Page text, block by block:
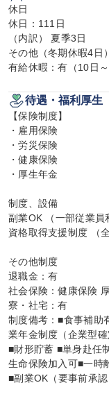
休日
休日：111日
（内訳） 夏季3日
その他（冬期休暇4日）
有給休暇：有（10日
待遇・福利厚生
【保険制度】
・雇用保険
・労災保険
・健康保険
・厚生年金
制度、設備
副業OK （一部従業員
資格取得支援制度 （
その他制度
退職金：有
社会保険：健康保険
寮・社宅：有
制度備考：■食事補助
業年金制度（企業型確
■財形貯蓄 ■単身赴任
生命保険加入可■一時
■副業OK（要事前承認